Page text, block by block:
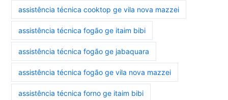
assistência técnica cooktop ge vila nova mazzei
assistência técnica fogão ge itaim bibi
assistência técnica fogão ge jabaquara
assistência técnica fogão ge vila nova mazzei
assistência técnica forno ge itaim bibi